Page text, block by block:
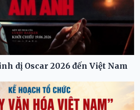
dị Oscar 2026 đến Việt Nam